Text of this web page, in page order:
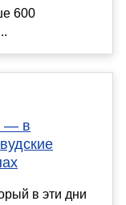
600
— в
в эти дни